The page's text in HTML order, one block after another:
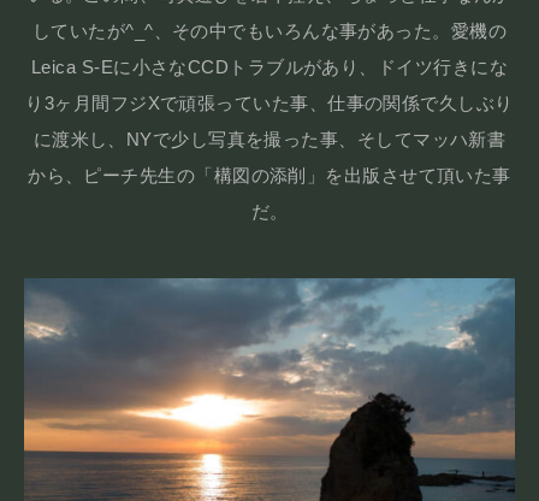
していたが^_^、その中でもいろんな事があった。愛機の
Leica S-Eに小さなCCDトラブルがあり、ドイツ行きにな
り3ヶ月間フジXで頑張っていた事、仕事の関係で久しぶり
に渡米し、NYで少し写真を撮った事、そしてマッハ新書
から、ピーチ先生の「構図の添削」を出版させて頂いた事
だ。